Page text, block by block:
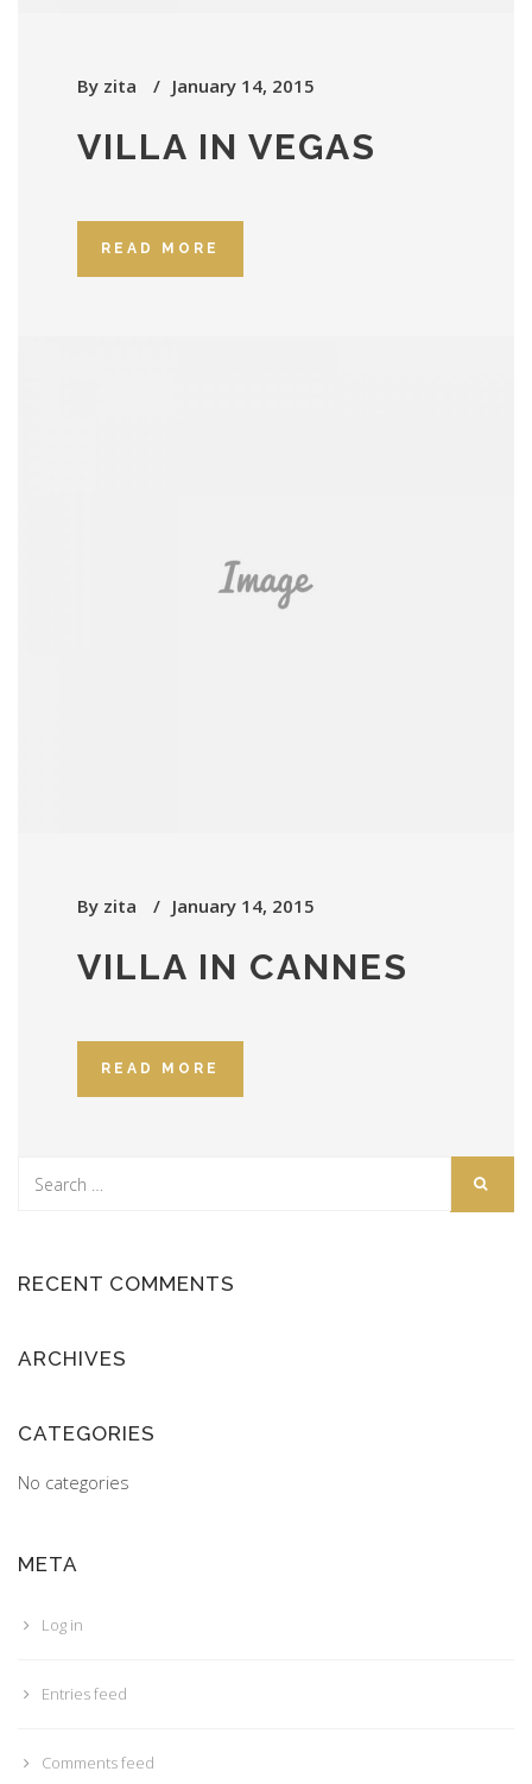
By zita January 14, 2015
VILLA IN VEGAS
READ MORE
By zita January 14, 2015
VILLA IN CANNES
READ MORE
RECENT COMMENTS
ARCHIVES
CATEGORIES
No categories
META
Log in
Entries feed
Comments feed